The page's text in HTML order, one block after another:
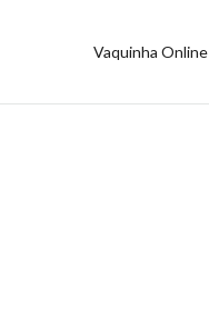
Vaquinha Online